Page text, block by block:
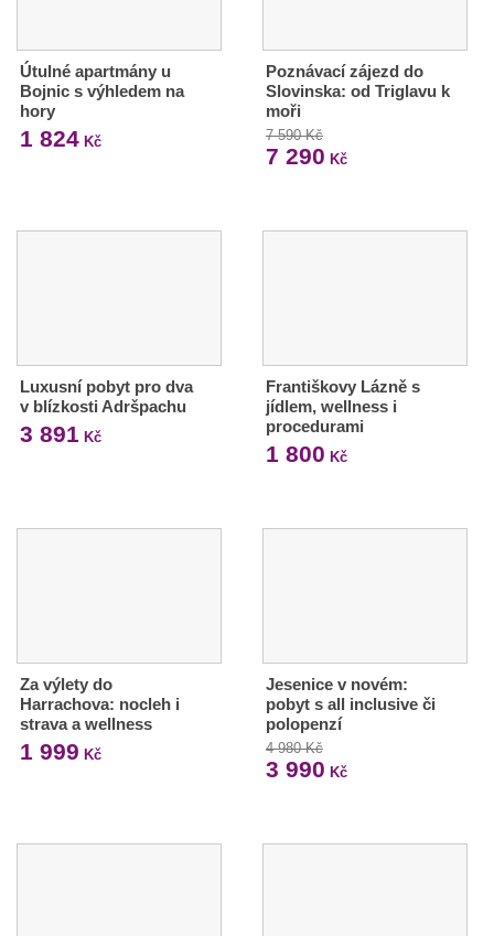
Útulné apartmány u
Bojnic s výhledem na
hory
1 824 Kč
Poznávací zájezd do
Slovinska: od Triglavu k
moři
7 590 Kč
7 290 Kč
Luxusní pobyt pro dva
v blízkosti Adršpachu
3 891 Kč
Františkovy Lázně s
jídlem, wellness i
procedurami
1 800 Kč
Za výlety do
Harrachova: nocleh i
strava a wellness
1 999 Kč
Jesenice v novém:
pobyt s all inclusive či
polopenzí
4 980 Kč
3 990 Kč